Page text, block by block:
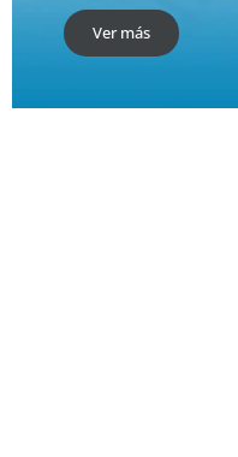
Ver más